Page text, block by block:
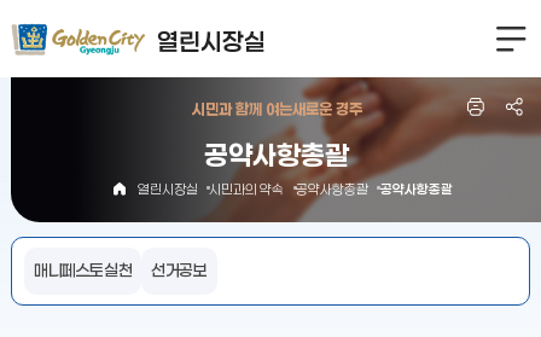
열린시장실
시민과 함께 여는새로운 경주
공약사항총괄
열린시장실 시민과의 약속 공약사항총괄 공약사항총괄
매니페스토실천 선거공보